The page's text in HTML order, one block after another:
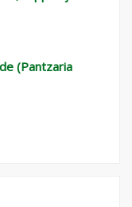
(Pantzaria